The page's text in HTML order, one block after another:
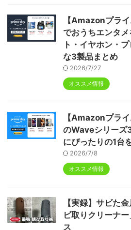
【Amazonプラ
でおうちエンタ
ト・イヤホン・
な3製品まとめ
2026/7/27
オススメ情報
【Amazonプラ
のWaveシリーズ
にぴったりの1台
2026/7/8
オススメ情報
【実録】サビた
ビ取りクリーナ
ス